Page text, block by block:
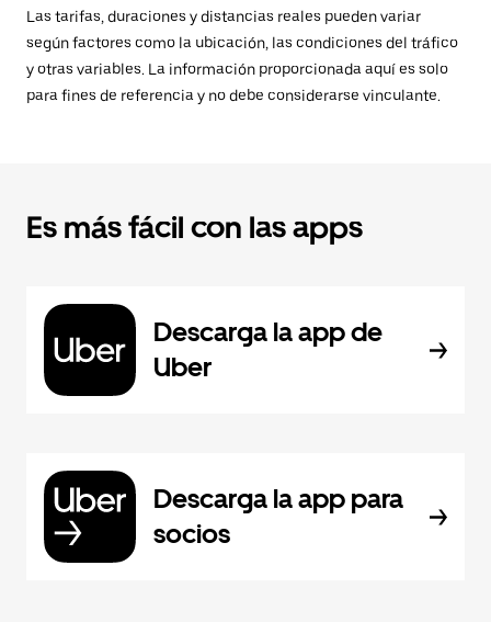
Las tarifas, duraciones y distancias reales pueden variar
según factores como la ubicación, las condiciones del tráfico
y otras variables. La información proporcionada aquí es solo
para fines de referencia y no debe considerarse vinculante.
Es más fácil con las apps
Descarga la app de
Uber
Descarga la app para
socios